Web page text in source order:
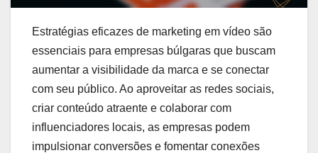
Estratégias eficazes de marketing em vídeo são
essenciais para empresas búlgaras que buscam
aumentar a visibilidade da marca e se conectar
com seu público. Ao aproveitar as redes sociais,
criar conteúdo atraente e colaborar com
influenciadores locais, as empresas podem
impulsionar conversões e fomentar conexões